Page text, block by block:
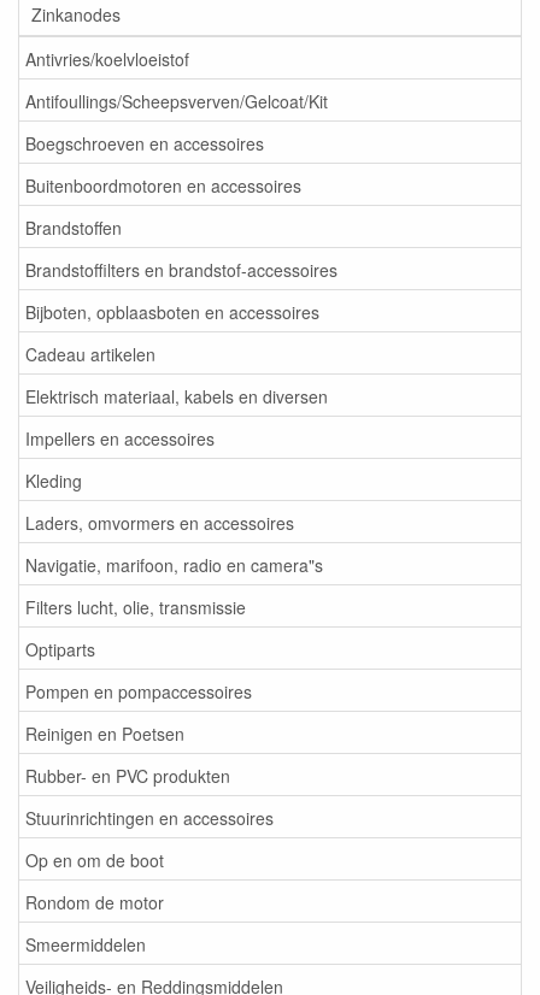
Zinkanodes
Antivries/koelvloeistof
Antifoullings/Scheepsverven/Gelcoat/Kit
Boegschroeven en accessoires
Buitenboordmotoren en accessoires
Brandstoffen
Brandstoffilters en brandstof-accessoires
Bijboten, opblaasboten en accessoires
Cadeau artikelen
Elektrisch materiaal, kabels en diversen
Impellers en accessoires
Kleding
Laders, omvormers en accessoires
Navigatie, marifoon, radio en camera"s
Filters lucht, olie, transmissie
Optiparts
Pompen en pompaccessoires
Reinigen en Poetsen
Rubber- en PVC produkten
Stuurinrichtingen en accessoires
Op en om de boot
Rondom de motor
Smeermiddelen
Veiligheids- en Reddingsmiddelen